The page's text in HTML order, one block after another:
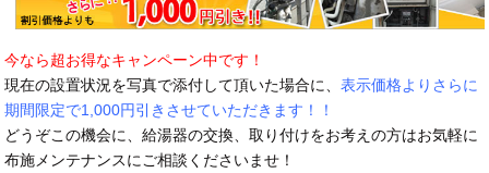
今なら超お得なキャンペーン中です！
現在の設置状況を写真で添付して頂いた場合に、表示価格よりさらに
期間限定で1,000円引きさせていただきます！！
どうぞこの機会に、給湯器の交換、取り付けをお考えの方はお気軽に
布施メンテナンスにご相談くださいませ！